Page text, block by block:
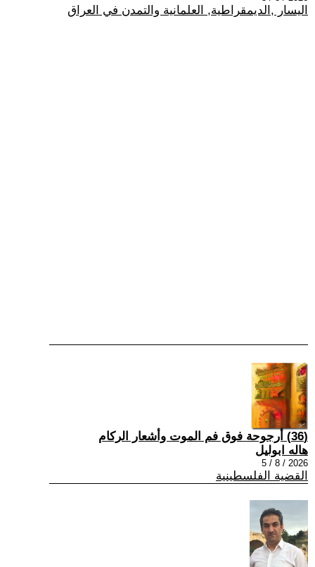
اليسار ,الديمقراطية, العلمانية والتمدن في العراق
(36) أرجوحة فوق فم الموت وأشعار الركام
هاله ابوليل
2026 / 8 / 5
القضية الفلسطينية